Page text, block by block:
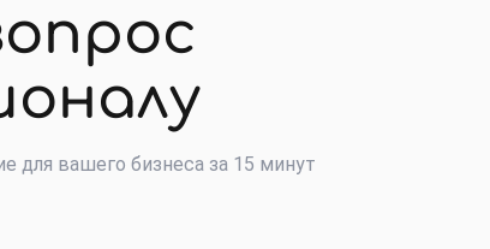
для вашего бизнеса за 15 минут